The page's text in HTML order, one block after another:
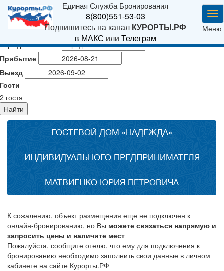
Единая Служба Бронирования
8(800)551-53-03
Подпишитесь на канал КУРОРТЫ.РФ
в МАКС или Телеграм
Меню
Город или отель
Прибытие
Выезд
Гости
2 гостя
Найти
ГОСТЕВОЙ ДОМ «НАДЕЖДА»
ИНДИВИДУАЛЬНОГО ПРЕДПРИНИМАТЕЛЯ
МАТВИЕНКО ЮРИЯ ПЕТРОВИЧА
К сожалению, объект размещения еще не подключен к
онлайн-бронированию, но Вы можете связаться напрямую и
запросить цены и наличите мест
Пожалуйста, сообщите отелю, что ему для подключения к
бронированию необходимо заполнить свои данные в личном
кабинете на сайте Курорты.РФ